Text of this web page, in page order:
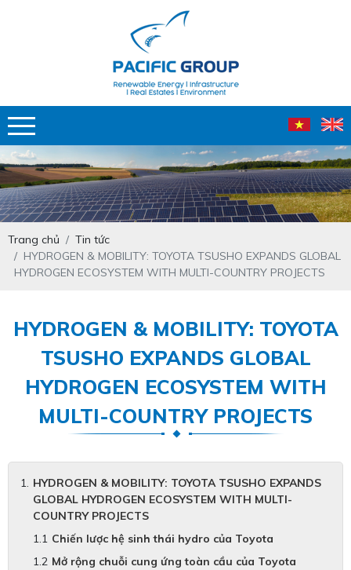
Trang chủ
Tin tức
HYDROGEN & MOBILITY: TOYOTA TSUSHO EXPANDS GLOBAL
HYDROGEN ECOSYSTEM WITH MULTI-COUNTRY PROJECTS
HYDROGEN & MOBILITY: TOYOTA
TSUSHO EXPANDS GLOBAL
HYDROGEN ECOSYSTEM WITH
MULTI-COUNTRY PROJECTS
HYDROGEN & MOBILITY: TOYOTA TSUSHO EXPANDS
GLOBAL HYDROGEN ECOSYSTEM WITH MULTI-
COUNTRY PROJECTS
Chiến lược hệ sinh thái hydro của Toyota
Mở rộng chuỗi cung ứng toàn cầu của Toyota